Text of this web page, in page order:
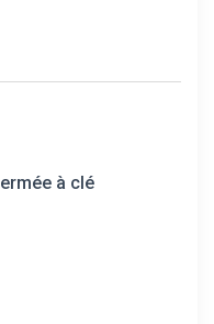
à clé